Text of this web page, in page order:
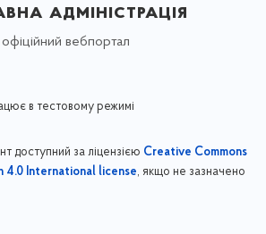
адміністрація
офіційний вебпортал
в тестовому режимі
доступний за ліцензією Creative Commons
International license, якщо не зазначено